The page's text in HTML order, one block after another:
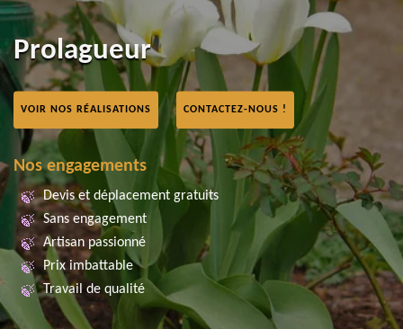
Prolagueur
VOIR NOS RÉALISATIONS CONTACTEZ-NOUS !
Nos engagements
Devis et déplacement gratuits
Sans engagement
Artisan passionné
Prix imbattable
Travail de qualité